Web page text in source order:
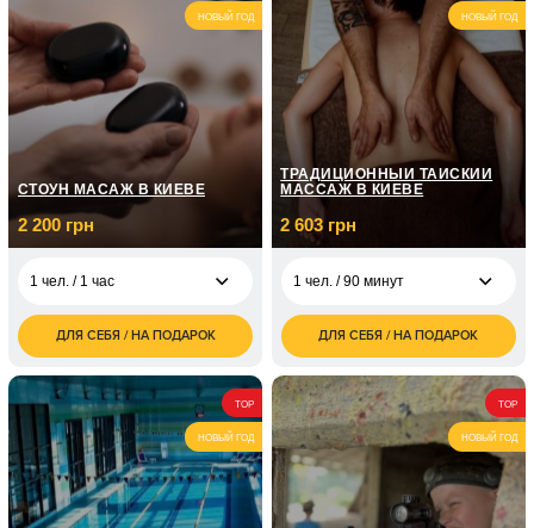
НОВЫЙ ГОД
СТОУН МАСАЖ В КИЕВЕ
2 200 грн
1 чел. / 1 час
2 200
грн
2 чел. / 1 час
4 400
грн
ДЛЯ СЕБЯ / НА ПОДАРОК
НОВЫЙ ГОД
ТРАДИЦИОННЫЙ ТАЙСКИЙ
МАССАЖ В КИЕВЕ
2 603 грн
1 чел. / 90 минут
2 603
грн
2 чел. / 90 минут
4 000
грн
ДЛЯ СЕБЯ / НА ПОДАРОК
TOP
НОВЫЙ ГОД
TOP
НОВЫЙ ГОД